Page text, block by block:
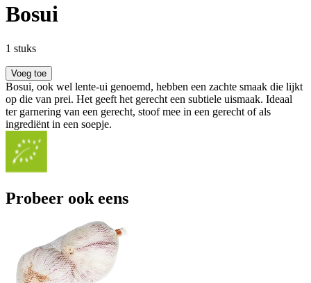
Bosui
1 stuks
Voeg toe
Bosui, ook wel lente-ui genoemd, hebben een zachte smaak die lijkt
op die van prei. Het geeft het gerecht een subtiele uismaak. Ideaal
ter garnering van een gerecht, stoof mee in een gerecht of als
ingrediënt in een soepje.
Probeer ook eens